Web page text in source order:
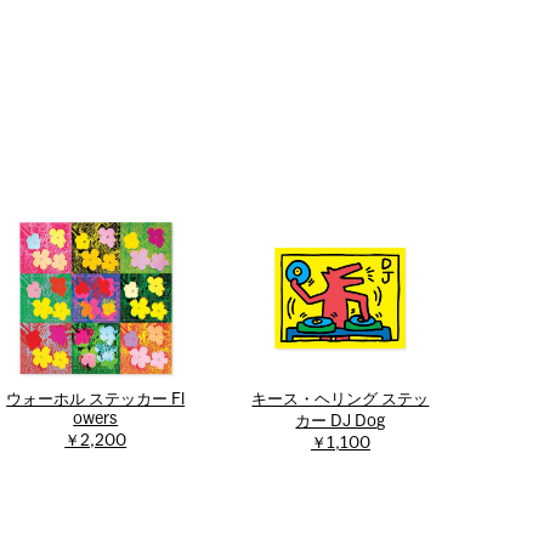
ウォーホル ステッカー Fl
owers
￥2,200
キース・ヘリング ステッ
カー DJ Dog
￥1,100